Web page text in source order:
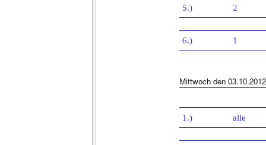
5.) 2
6.) 1
Mittwoch den 03.10.2012
1.) alle